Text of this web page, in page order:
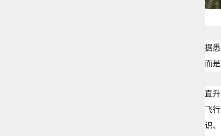
据
而
直
飞
识